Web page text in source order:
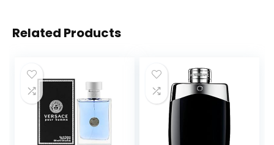
Related Products